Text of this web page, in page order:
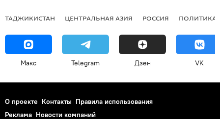
ТАДЖИКИСТАН ЦЕНТРАЛЬНАЯ АЗИЯ РОССИЯ ПОЛИТИКА
Макс Telegram Дзен VK
О проекте Контакты Правила использования
Реклама Новости компаний